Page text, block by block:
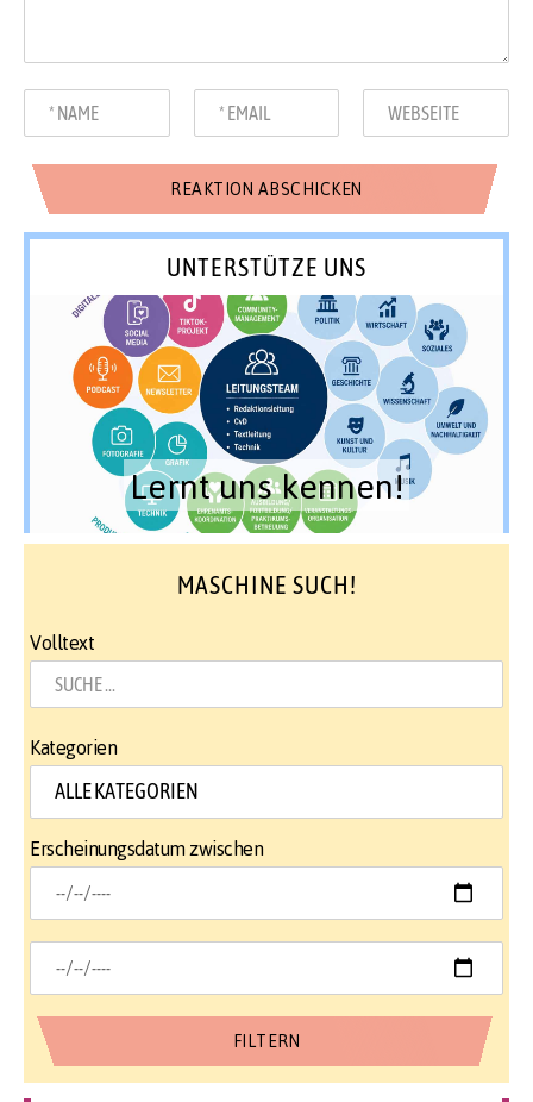
UNTERSTÜTZE UNS
Lernt uns kennen!
MASCHINE SUCH!
Volltext
Kategorien
Erscheinungsdatum zwischen